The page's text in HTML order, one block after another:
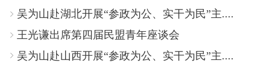
吴为山赴湖北开展“参政为公、实干为民”主....
王光谦出席第四届民盟青年座谈会
吴为山赴山西开展“参政为公、实干为民”主....